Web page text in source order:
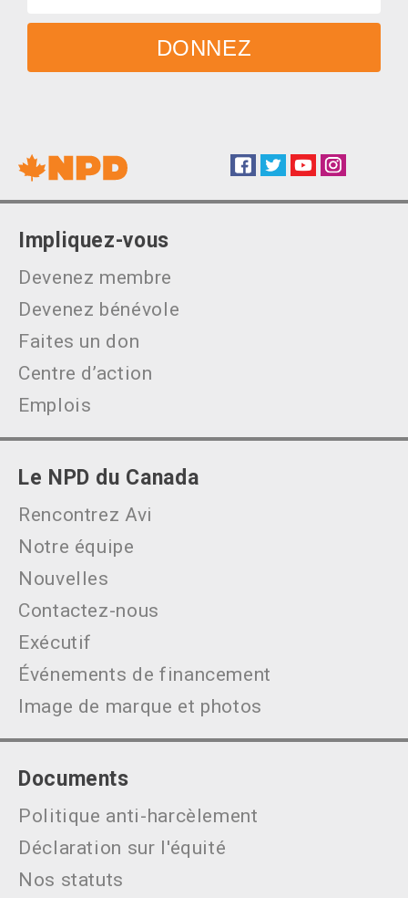
DONNEZ
Social Facebook
TwitterYouTubeInstagram
Impliquez-vous
Devenez membre
Devenez bénévole
Faites un don
Centre d’action
Emplois
Le NPD du Canada
Rencontrez Avi
Notre équipe
Nouvelles
Contactez-nous
Exécutif
Événements de financement
Image de marque et photos
Documents
Politique anti-harcèlement
Déclaration sur l'équité
Nos statuts